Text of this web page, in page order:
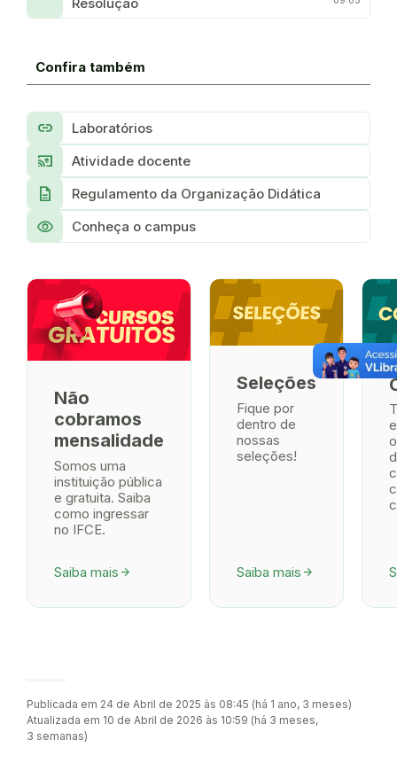
Confira também
link Laboratórios
cast_for_education Atividade docente
Description Regulamento da Organização Didática
Visibility Conheça o campus
Não
cobramos
mensalidade
Somos uma
instituição pública
e gratuita. Saiba
como ingressar
no IFCE.
Saiba mais arrow_forward
Seleções
Fique por
dentro de
nossas
seleções!
Saiba mais arrow_forward
Publicada em 24 de Abril de 2025 às 08:45 (há 1 ano, 3 meses)
Atualizada em 10 de Abril de 2026 às 10:59 (há 3 meses,
3 semanas)